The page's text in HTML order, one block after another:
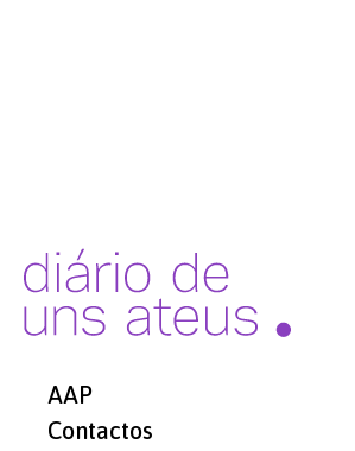
AAP
Contactos